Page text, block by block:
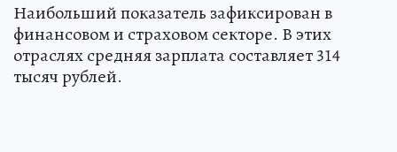
Наибольший показатель зафиксирован в
финансовом и страховом секторе. В этих
отраслях средняя зарплата составляет 314
тысяч рублей.